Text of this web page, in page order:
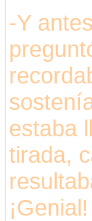
-Y
estaba
tirada,
¡Genial!